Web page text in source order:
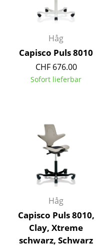
Sekretäre & PC-Tische
Konferenztische
Stehtische & Stehpulte
Kindertische
Einzelteile
... alle Tische
Aufbewahren
Regale & Schränke
Bücherregale
Wandregale
Håg
Capisco Puls 8010
CHF 676.00
Sofort lieferbar
Håg
Capisco Puls 8010,
Clay, Xtreme
schwarz, Schwarz